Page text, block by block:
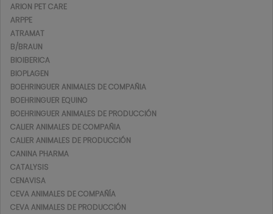
ARION PET CARE
ARPPE
ATRAMAT
B/BRAUN
BIOIBERICA
BIOPLAGEN
BOEHRINGUER ANIMALES DE COMPAÑIA
BOEHRINGUER EQUINO
BOEHRINGUER ANIMALES DE PRODUCCIÓN
CALIER ANIMALES DE COMPAÑIA
CALIER ANIMALES DE PRODUCCIÓN
CANINA PHARMA
CATALYSIS
CENAVISA
CEVA ANIMALES DE COMPAÑÍA
CEVA ANIMALES DE PRODUCCIÓN